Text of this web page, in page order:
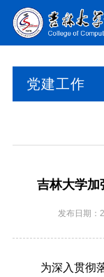
党建工作
吉林大学加
发布日期：
为深入贯彻